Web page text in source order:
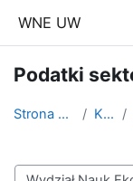
WNE UW
Podatki
Strona główna Kursy